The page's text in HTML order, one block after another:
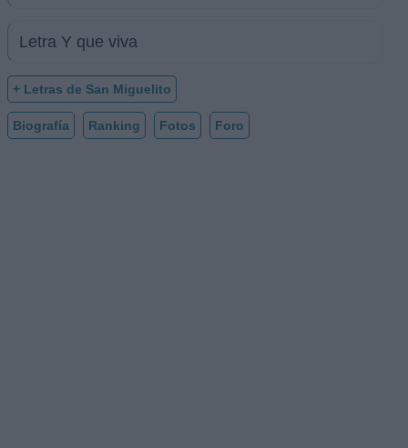
Letra Y que viva
+ Letras de San Miguelito
Biografía Ranking Fotos Foro